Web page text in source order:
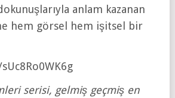
anlam kazanan
hem görsel hem işitsel bir
serisi, gelmiş geçmiş en